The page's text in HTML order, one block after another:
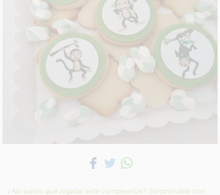
¿No sabes qué regalar este cumpleaños? Sorpréndele con